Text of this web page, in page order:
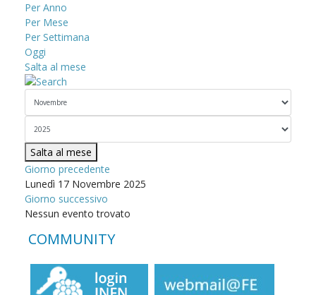
Per Anno
Per Mese
Per Settimana
Oggi
Salta al mese
Salta al mese
Giorno precedente
Lunedì 17 Novembre 2025
Giorno successivo
Nessun evento trovato
COMMUNITY